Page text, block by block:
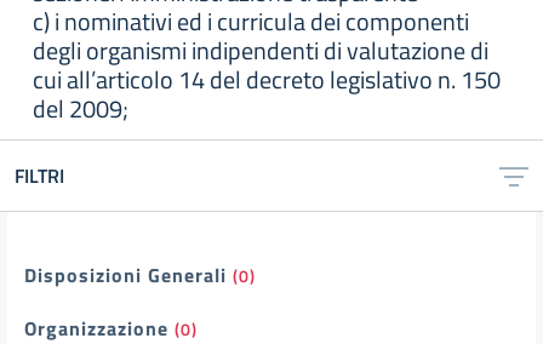
c) i nominativi ed i curricula dei componenti
degli organismi indipendenti di valutazione di
cui all’articolo 14 del decreto legislativo n. 150
del 2009;
FILTRI
Filtri
Disposizioni Generali (0)
Organizzazione (0)